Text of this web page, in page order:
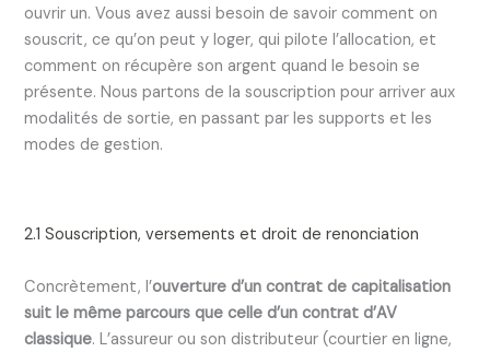
ouvrir un. Vous avez aussi besoin de savoir comment on
souscrit, ce qu’on peut y loger, qui pilote l’allocation, et
comment on récupère son argent quand le besoin se
présente. Nous partons de la souscription pour arriver aux
modalités de sortie, en passant par les supports et les
modes de gestion.
2.1 Souscription, versements et droit de renonciation
Concrètement, l’ouverture d’un contrat de capitalisation
suit le même parcours que celle d’un contrat d’AV
classique. L’assureur ou son distributeur (courtier en ligne,